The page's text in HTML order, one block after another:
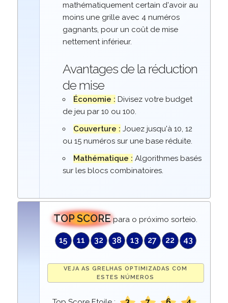
mathématiquement certain d'avoir au
moins une grille avec 4 numéros
gagnants, pour un coût de mise
nettement inférieur.
Avantages de la réduction
de mise
Économie : Divisez votre budget
de jeu par 10 ou 100.
Couverture : Jouez jusqu'à 10, 12
ou 15 numéros sur une base réduite.
Mathématique : Algorithmes basés
sur les blocs combinatoires.
TOP SCOREpara o próximo sorteio.
15 11 32 38 13 27 22 43
VEJA AS GRELHAS OPTIMIZADAS COM
ESTES NÚMEROS